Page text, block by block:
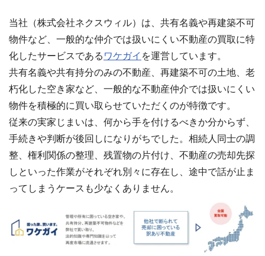
当社（株式会社ネクスウィル）は、共有名義や再建築不可
物件など、一般的な仲介では扱いにくい不動産の買取に特
化したサービスである ワケガイ を運営しています。
共有名義や共有持分のみの不動産、再建築不可の土地、老
朽化した空き家など、一般的な不動産仲介では扱いにくい
物件を積極的に買い取らせていただくのが特徴です。
従来の実家じまいは、何から手を付けるべきか分からず、
手続きや判断が後回しになりがちでした。相続人同士の調
整、権利関係の整理、残置物の片付け、不動産の売却先探
しといった作業がそれぞれ別々に存在し、途中で話が止ま
ってしまうケースも少なくありません。